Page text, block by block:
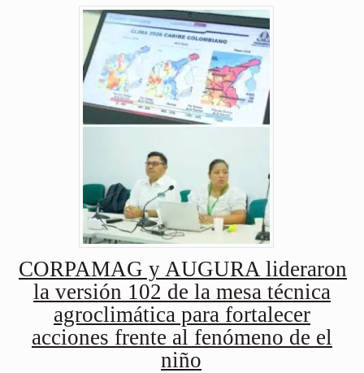
CORPAMAG y AUGURA lideraron
la versión 102 de la mesa técnica
agroclimática para fortalecer
acciones frente al fenómeno de el
niño